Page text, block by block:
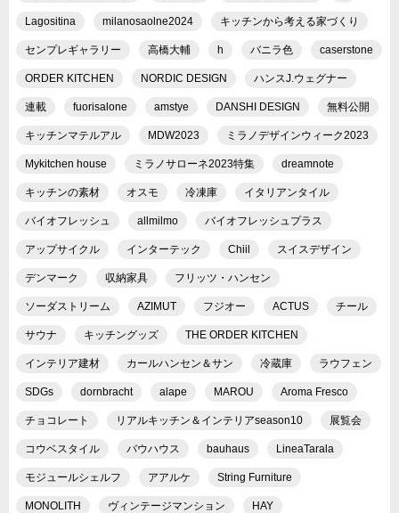
Lagositina milanosaolne2024 キッチンから考える家づくり
センプレギャラリー 高橋大輔 h バニラ色 caserstone
ORDER KITCHEN NORDIC DESIGN ハンスJ.ウェグナー
連載 fuorisalone amstye DANSHI DESIGN 無料公開
キッチンマテルアル MDW2023 ミラノデザインウィーク2023
Mykitchen house ミラノサローネ2023特集 dreamnote
キッチンの素材 オスモ 冷凍庫 イタリアンタイル
バイオフレッシュ allmilmo バイオフレッシュプラス
アップサイクル インターテック Chiil スイスデザイン
デンマーク 収納家具 フリッツ・ハンセン
ソーダストリーム AZIMUT フジオー ACTUS チール
サウナ キッチングッズ THE ORDER KITCHEN
インテリア建材 カールハンセン＆サン 冷蔵庫 ラウフェン
SDGs dornbracht alape MAROU Aroma Fresco
チョコレート リアルキッチン＆インテリアseason10 展覧会
コウベスタイル バウハウス bauhaus LineaTarala
モジュールシェルフ アアルケ String Furniture
MONOLITH ヴィンテージマンション HAY